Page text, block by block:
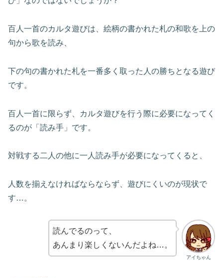
百人一首のカルタ遊びは、絵柄の書かれた札の和歌を上の
句から歌を読み、
下の句の書かれた札を一番多く取った人の勝ちとなる遊び
です。
百人一首に限らず、カルタ遊びを行う際に必要になってく
るのが「読み手」です。
対戦する二人の他に一人読み手が必要になってくると、
人数を揃えなければならならず、遊びにくいのが現状で
す…。
アイちゃん
読んでるのって、
あんまり楽しくないんだよね…。